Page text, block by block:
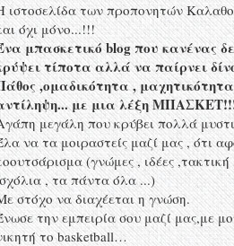
ιστοσελίδα των προπονητών
όχι μόνο...!!!
μπασκετικό blog που κανένας
τίποτα αλλά να παίρνει
,ομαδικότητα ,
με μια λέξη
μεγάλη που κρύβει πολλά
να τα μοιραστείς μαζί μας , ότι
(γνώμες , ιδέες ,τακτική
, τα πάντα όλα ...)
στόχο να διαχέεται η γνώση.
την εμπειρία σου μαζί μας,με
το basketball…